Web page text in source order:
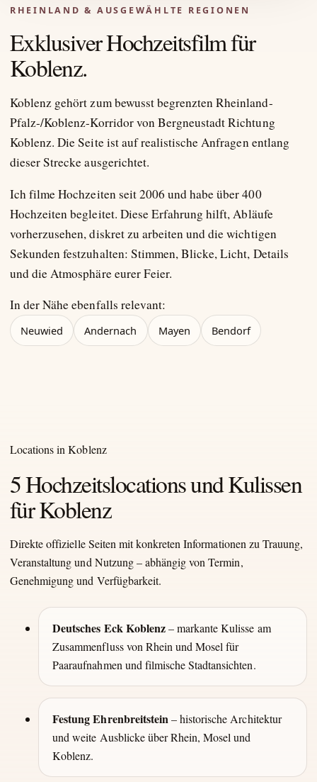
RHEINLAND & AUSGEWÄHLTE REGIONEN
Exklusiver Hochzeitsfilm für
Koblenz.
Koblenz gehört zum bewusst begrenzten Rheinland-
Pfalz-/Koblenz-Korridor von Bergneustadt Richtung
Koblenz. Die Seite ist auf realistische Anfragen entlang
dieser Strecke ausgerichtet.
Ich filme Hochzeiten seit 2006 und habe über 400
Hochzeiten begleitet. Diese Erfahrung hilft, Abläufe
vorherzusehen, diskret zu arbeiten und die wichtigen
Sekunden festzuhalten: Stimmen, Blicke, Licht, Details
und die Atmosphäre eurer Feier.
In der Nähe ebenfalls relevant:
Neuwied Andernach Mayen Bendorf
Locations in Koblenz
5 Hochzeitslocations und Kulissen
für Koblenz
Direkte offizielle Seiten mit konkreten Informationen zu Trauung,
Veranstaltung und Nutzung – abhängig von Termin,
Genehmigung und Verfügbarkeit.
Deutsches Eck Koblenz– markante Kulisse am
Zusammenfluss von Rhein und Mosel für
Paaraufnahmen und filmische Stadtansichten.
Festung Ehrenbreitstein– historische Architektur
und weite Ausblicke über Rhein, Mosel und
Koblenz.